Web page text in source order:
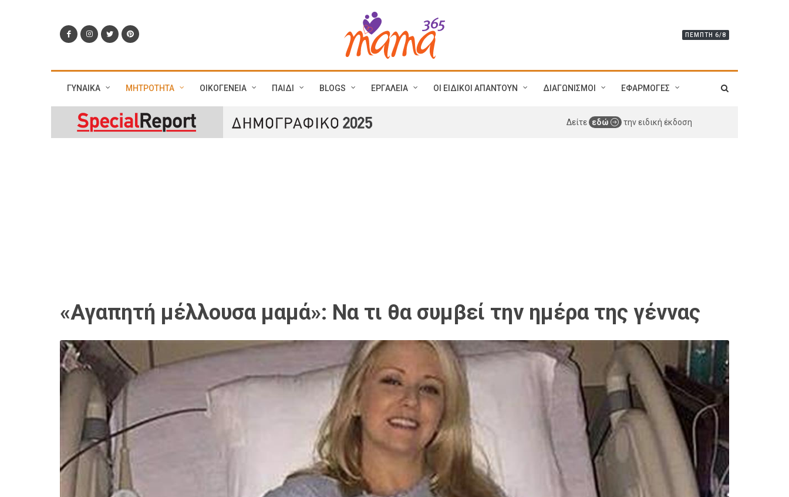
ΠΈΜΠΤΗ 6/8
ΓΥΝΑΙΚΑ ΜΗΤΡΟΤΗΤΑ ΟΙΚΟΓΕΝΕΙΑ ΠΑΙΔΙ BLOGS ΕΡΓΑΛΕΙΑ ΟΙ ΕΙΔΙΚΟΙ ΑΠΑΝΤΟΥΝ ΔΙΑΓΩΝΙΣΜΟΙ ΕΦΑΡΜΟΓΕΣ
Δείτε εδώ την ειδική έκδοση
«Αγαπητή μέλλουσα μαμά»: Να τι θα συμβεί την ημέρα της γέννας